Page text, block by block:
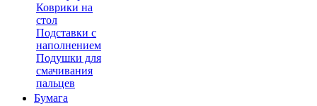
Коврики на
стол
Подставки с
наполнением
Подушки для
смачивания
пальцев
Бумага